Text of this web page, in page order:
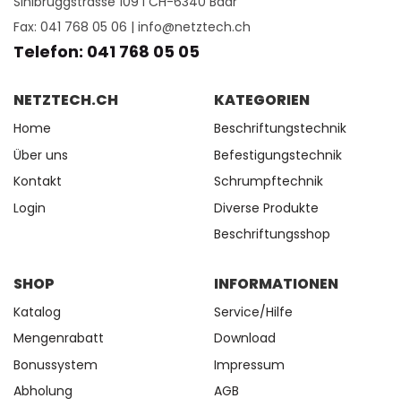
Fax: 041 768 05 06 | info@netztech.ch
Telefon: 041 768 05 05
NETZTECH.CH
Home
Über uns
Kontakt
Login
KATEGORIEN
Beschriftungstechnik
Befestigungstechnik
Schrumpftechnik
Diverse Produkte
Beschriftungsshop
SHOP
Katalog
Mengenrabatt
Bonussystem
Abholung
INFORMATIONEN
Service/Hilfe
Download
Impressum
AGB